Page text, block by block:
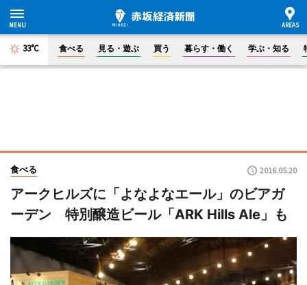
33°C 食べる 見る・遊ぶ 買う 暮らす・働く 学ぶ・知る
食べる 2016.05.20
アークヒルズに「よなよなエール」のビアガ
ーデン 特別醸造ビール「ARK Hills Ale」も